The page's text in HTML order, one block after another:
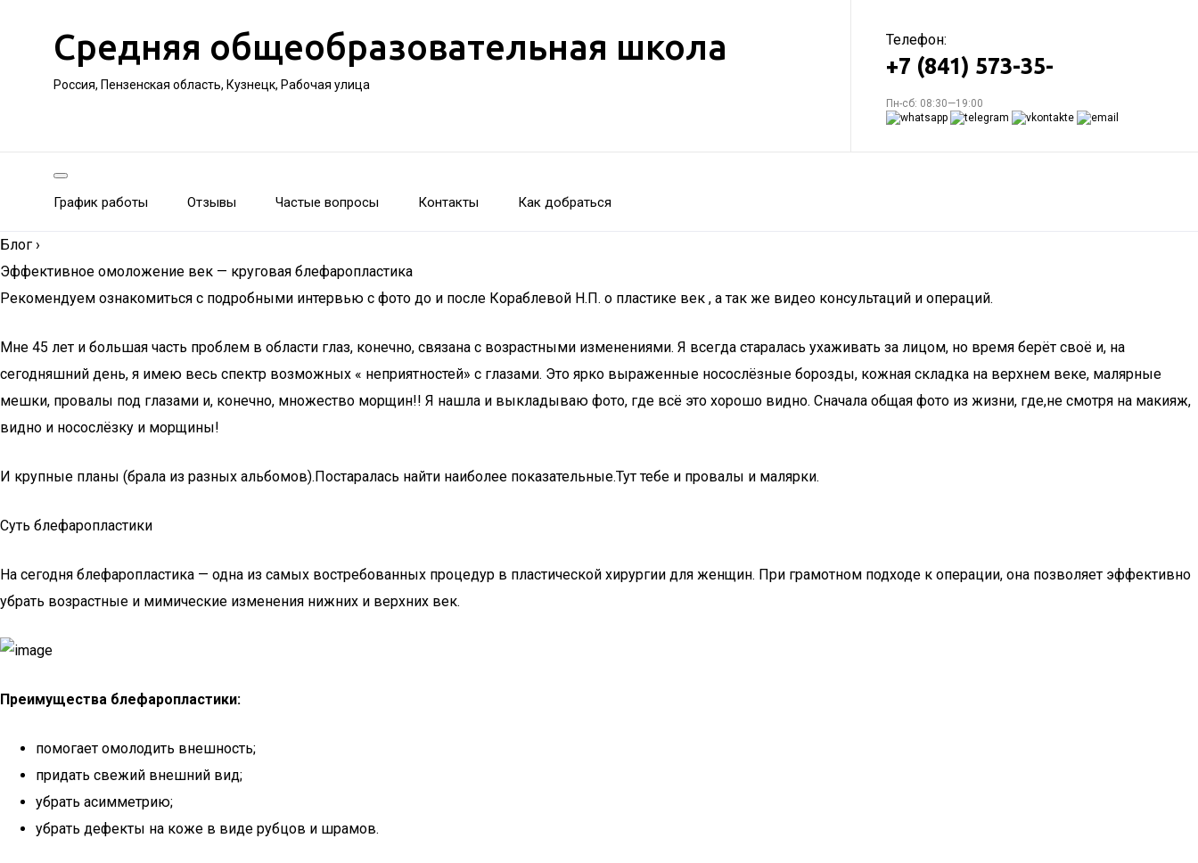
Средняя общеобразовательная школа
Россия, Пензенская область, Кузнецк, Рабочая улица
Телефон:
+7 (841) 573-35-
Пн-сб: 08:30—19:00
График работы Отзывы Частые вопросы Контакты Как добраться
Блог ›
Эффективное омоложение век — круговая блефаропластика
Рекомендуем ознакомиться с подробными интервью с фото до и после Кораблевой Н.П. о пластике век , а так же видео консультаций и операций.
Мне 45 лет и большая часть проблем в области глаз, конечно, связана с возрастными изменениями. Я всегда старалась ухаживать за лицом, но время берёт своё и, на
сегодняшний день, я имею весь спектр возможных « неприятностей» с глазами. Это ярко выраженные носослёзные борозды, кожная складка на верхнем веке, малярные
мешки, провалы под глазами и, конечно, множество морщин!! Я нашла и выкладываю фото, где всё это хорошо видно. Сначала общая фото из жизни, где,не смотря на макияж,
видно и носослёзку и морщины!
И крупные планы (брала из разных альбомов).Постаралась найти наиболее показательные.Тут тебе и провалы и малярки.
Суть блефаропластики
На сегодня блефаропластика — одна из самых востребованных процедур в пластической хирургии для женщин. При грамотном подходе к операции, она позволяет эффективно
убрать возрастные и мимические изменения нижних и верхних век.
Преимущества блефаропластики:
помогает омолодить внешность;
придать свежий внешний вид;
убрать асимметрию;
убрать дефекты на коже в виде рубцов и шрамов.